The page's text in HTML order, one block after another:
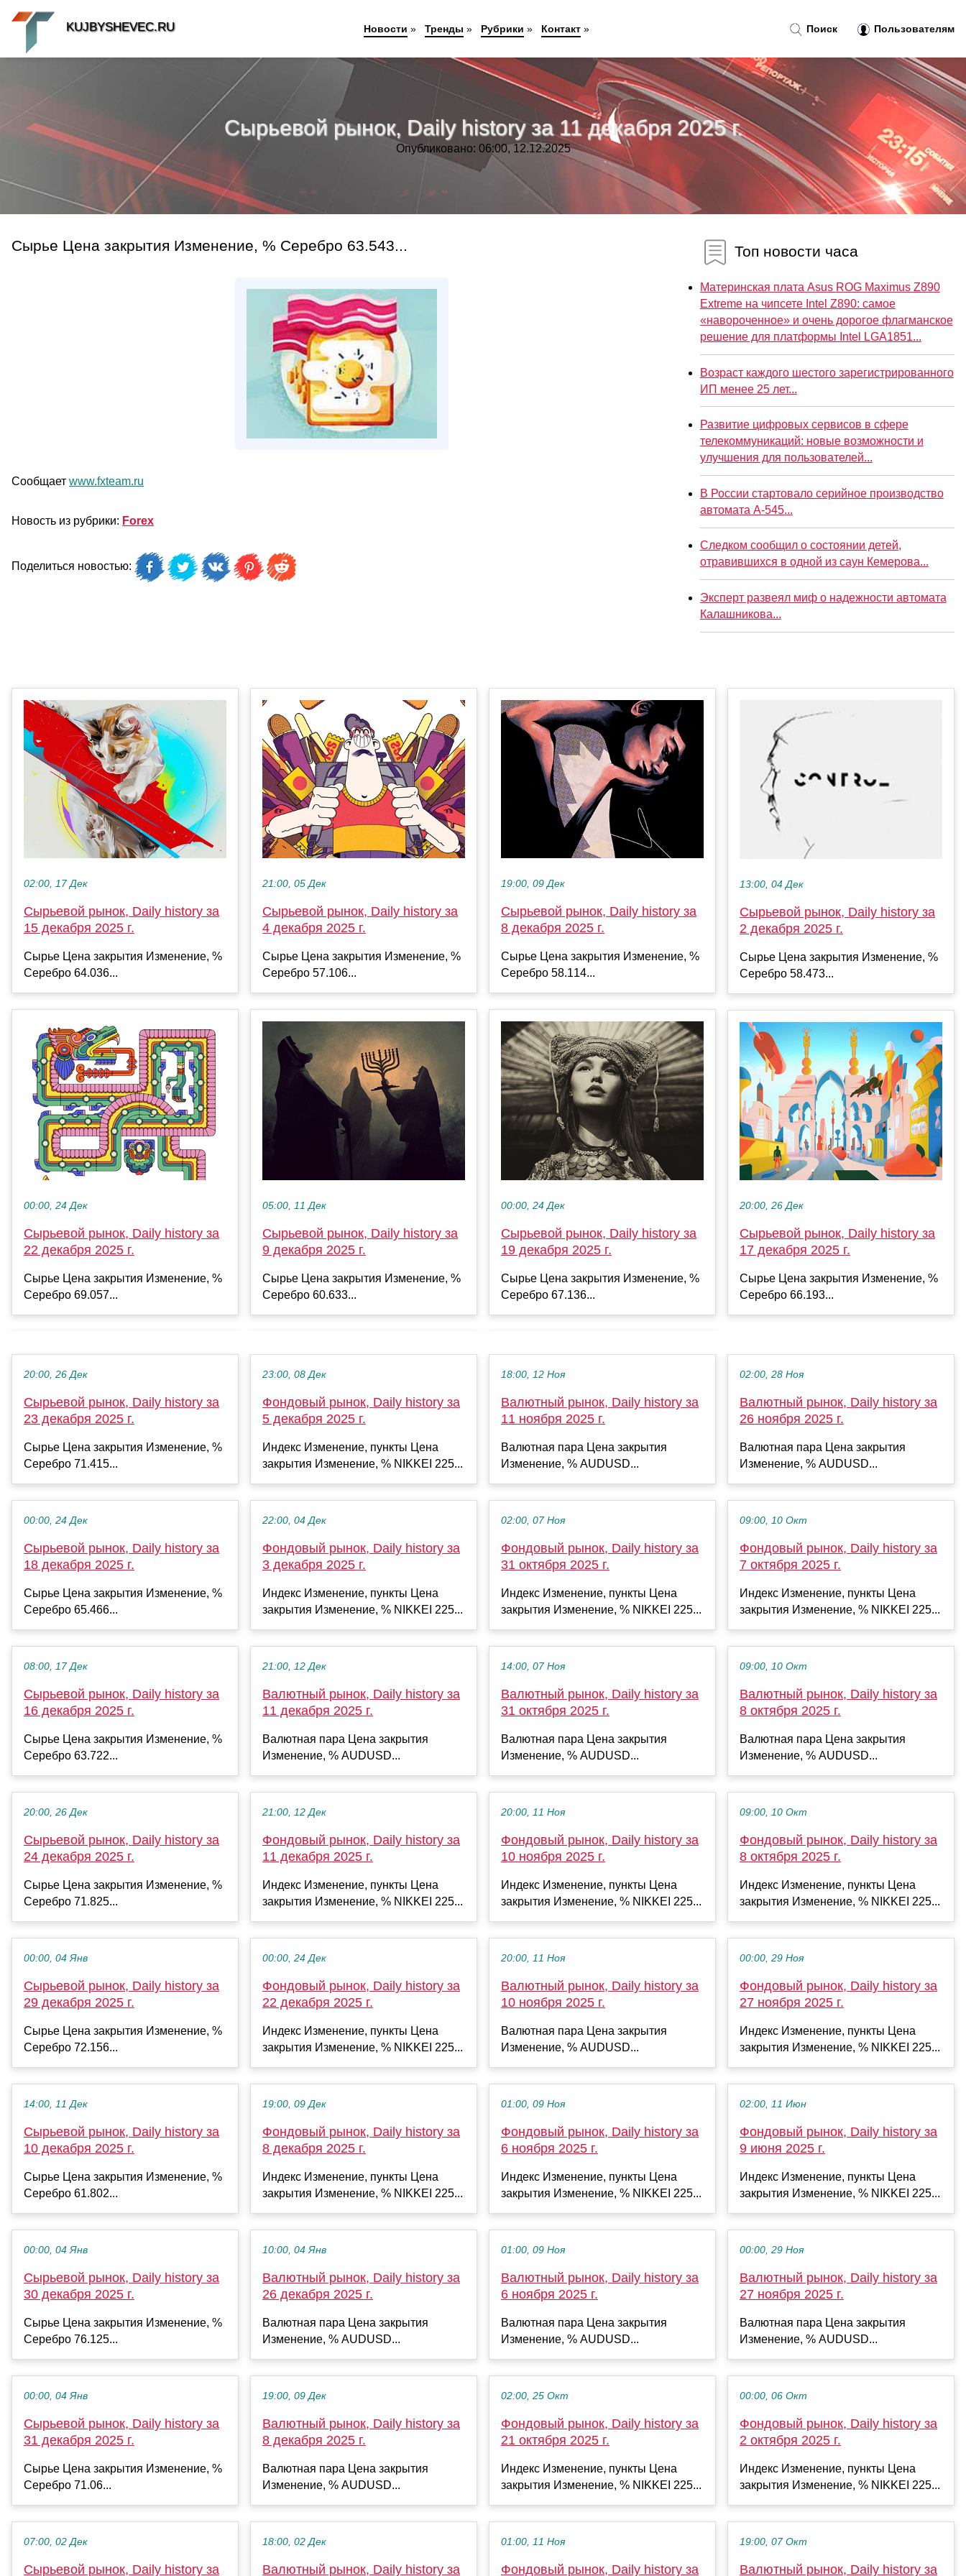
Сырьевой рынок, Daily history за 11 декабря 2025 г.
Опубликовано: 06:00, 12.12.2025
Сырье Цена закрытия Изменение, % Серебро 63.543...
Сообщает www.fxteam.ru
Новость из рубрики: Forex
Поделиться новостью:
Топ новости часа
Материнская плата Asus ROG Maximus Z890
Extreme на чипсете Intel Z890: самое
«навороченное» и очень дорогое флагманское
решение для платформы Intel LGA1851...
Возраст каждого шестого зарегистрированного
ИП менее 25 лет...
Развитие цифровых сервисов в сфере
телекоммуникаций: новые возможности и
улучшения для пользователей...
В России стартовало серийное производство
автомата А-545...
Следком сообщил о состоянии детей,
отравившихся в одной из саун Кемерова...
Эксперт развеял миф о надежности автомата
Калашникова...
02:00, 17 Дек
Сырьевой рынок, Daily history за
15 декабря 2025 г.
Сырье Цена закрытия Изменение, %
Серебро 64.036...
00:00, 24 Дек
Сырьевой рынок, Daily history за
22 декабря 2025 г.
Сырье Цена закрытия Изменение, %
Серебро 69.057...
21:00, 05 Дек
Сырьевой рынок, Daily history за
4 декабря 2025 г.
Сырье Цена закрытия Изменение, %
Серебро 57.106...
05:00, 11 Дек
Сырьевой рынок, Daily history за
9 декабря 2025 г.
Сырье Цена закрытия Изменение, %
Серебро 60.633...
19:00, 09 Дек
Сырьевой рынок, Daily history за
8 декабря 2025 г.
Сырье Цена закрытия Изменение, %
Серебро 58.114...
00:00, 24 Дек
Сырьевой рынок, Daily history за
19 декабря 2025 г.
Сырье Цена закрытия Изменение, %
Серебро 67.136...
13:00, 04 Дек
Сырьевой рынок, Daily history за
2 декабря 2025 г.
Сырье Цена закрытия Изменение, %
Серебро 58.473...
20:00, 26 Дек
Сырьевой рынок, Daily history за
17 декабря 2025 г.
Сырье Цена закрытия Изменение, %
Серебро 66.193...
20:00, 26 Дек
Сырьевой рынок, Daily history за
23 декабря 2025 г.
Сырье Цена закрытия Изменение, %
Серебро 71.415...
00:00, 24 Дек
Сырьевой рынок, Daily history за
18 декабря 2025 г.
Сырье Цена закрытия Изменение, %
Серебро 65.466...
08:00, 17 Дек
Сырьевой рынок, Daily history за
16 декабря 2025 г.
Сырье Цена закрытия Изменение, %
Серебро 63.722...
20:00, 26 Дек
Сырьевой рынок, Daily history за
24 декабря 2025 г.
Сырье Цена закрытия Изменение, %
Серебро 71.825...
00:00, 04 Янв
Сырьевой рынок, Daily history за
29 декабря 2025 г.
Сырье Цена закрытия Изменение, %
Серебро 72.156...
14:00, 11 Дек
Сырьевой рынок, Daily history за
10 декабря 2025 г.
Сырье Цена закрытия Изменение, %
Серебро 61.802...
00:00, 04 Янв
Сырьевой рынок, Daily history за
30 декабря 2025 г.
Сырье Цена закрытия Изменение, %
Серебро 76.125...
00:00, 04 Янв
Сырьевой рынок, Daily history за
31 декабря 2025 г.
Сырье Цена закрытия Изменение, %
Серебро 71.06...
07:00, 02 Дек
Сырьевой рынок, Daily history за
23:00, 08 Дек
Фондовый рынок, Daily history за
5 декабря 2025 г.
Индекс Изменение, пункты Цена
закрытия Изменение, % NIKKEI 225...
22:00, 04 Дек
Фондовый рынок, Daily history за
3 декабря 2025 г.
Индекс Изменение, пункты Цена
закрытия Изменение, % NIKKEI 225...
21:00, 12 Дек
Валютный рынок, Daily history за
11 декабря 2025 г.
Валютная пара Цена закрытия
Изменение, % AUDUSD...
21:00, 12 Дек
Фондовый рынок, Daily history за
11 декабря 2025 г.
Индекс Изменение, пункты Цена
закрытия Изменение, % NIKKEI 225...
00:00, 24 Дек
Фондовый рынок, Daily history за
22 декабря 2025 г.
Индекс Изменение, пункты Цена
закрытия Изменение, % NIKKEI 225...
19:00, 09 Дек
Фондовый рынок, Daily history за
8 декабря 2025 г.
Индекс Изменение, пункты Цена
закрытия Изменение, % NIKKEI 225...
10:00, 04 Янв
Валютный рынок, Daily history за
26 декабря 2025 г.
Валютная пара Цена закрытия
Изменение, % AUDUSD...
19:00, 09 Дек
Валютный рынок, Daily history за
8 декабря 2025 г.
Валютная пара Цена закрытия
Изменение, % AUDUSD...
18:00, 02 Дек
Валютный рынок, Daily history за
18:00, 12 Ноя
Валютный рынок, Daily history за
11 ноября 2025 г.
Валютная пара Цена закрытия
Изменение, % AUDUSD...
02:00, 07 Ноя
Фондовый рынок, Daily history за
31 октября 2025 г.
Индекс Изменение, пункты Цена
закрытия Изменение, % NIKKEI 225...
14:00, 07 Ноя
Валютный рынок, Daily history за
31 октября 2025 г.
Валютная пара Цена закрытия
Изменение, % AUDUSD...
20:00, 11 Ноя
Фондовый рынок, Daily history за
10 ноября 2025 г.
Индекс Изменение, пункты Цена
закрытия Изменение, % NIKKEI 225...
20:00, 11 Ноя
Валютный рынок, Daily history за
10 ноября 2025 г.
Валютная пара Цена закрытия
Изменение, % AUDUSD...
01:00, 09 Ноя
Фондовый рынок, Daily history за
6 ноября 2025 г.
Индекс Изменение, пункты Цена
закрытия Изменение, % NIKKEI 225...
01:00, 09 Ноя
Валютный рынок, Daily history за
6 ноября 2025 г.
Валютная пара Цена закрытия
Изменение, % AUDUSD...
02:00, 25 Окт
Фондовый рынок, Daily history за
21 октября 2025 г.
Индекс Изменение, пункты Цена
закрытия Изменение, % NIKKEI 225...
01:00, 11 Ноя
Фондовый рынок, Daily history за
02:00, 28 Ноя
Валютный рынок, Daily history за
26 ноября 2025 г.
Валютная пара Цена закрытия
Изменение, % AUDUSD...
09:00, 10 Окт
Фондовый рынок, Daily history за
7 октября 2025 г.
Индекс Изменение, пункты Цена
закрытия Изменение, % NIKKEI 225...
09:00, 10 Окт
Валютный рынок, Daily history за
8 октября 2025 г.
Валютная пара Цена закрытия
Изменение, % AUDUSD...
09:00, 10 Окт
Фондовый рынок, Daily history за
8 октября 2025 г.
Индекс Изменение, пункты Цена
закрытия Изменение, % NIKKEI 225...
00:00, 29 Ноя
Фондовый рынок, Daily history за
27 ноября 2025 г.
Индекс Изменение, пункты Цена
закрытия Изменение, % NIKKEI 225...
02:00, 11 Июн
Фондовый рынок, Daily history за
9 июня 2025 г.
Индекс Изменение, пункты Цена
закрытия Изменение, % NIKKEI 225...
00:00, 29 Ноя
Валютный рынок, Daily history за
27 ноября 2025 г.
Валютная пара Цена закрытия
Изменение, % AUDUSD...
00:00, 06 Окт
Фондовый рынок, Daily history за
2 октября 2025 г.
Индекс Изменение, пункты Цена
закрытия Изменение, % NIKKEI 225...
19:00, 07 Окт
Валютный рынок, Daily history за
Поиск Пользователям
KUJBYSHEVEC.RU Новости » Тренды » Рубрики » Контакт»